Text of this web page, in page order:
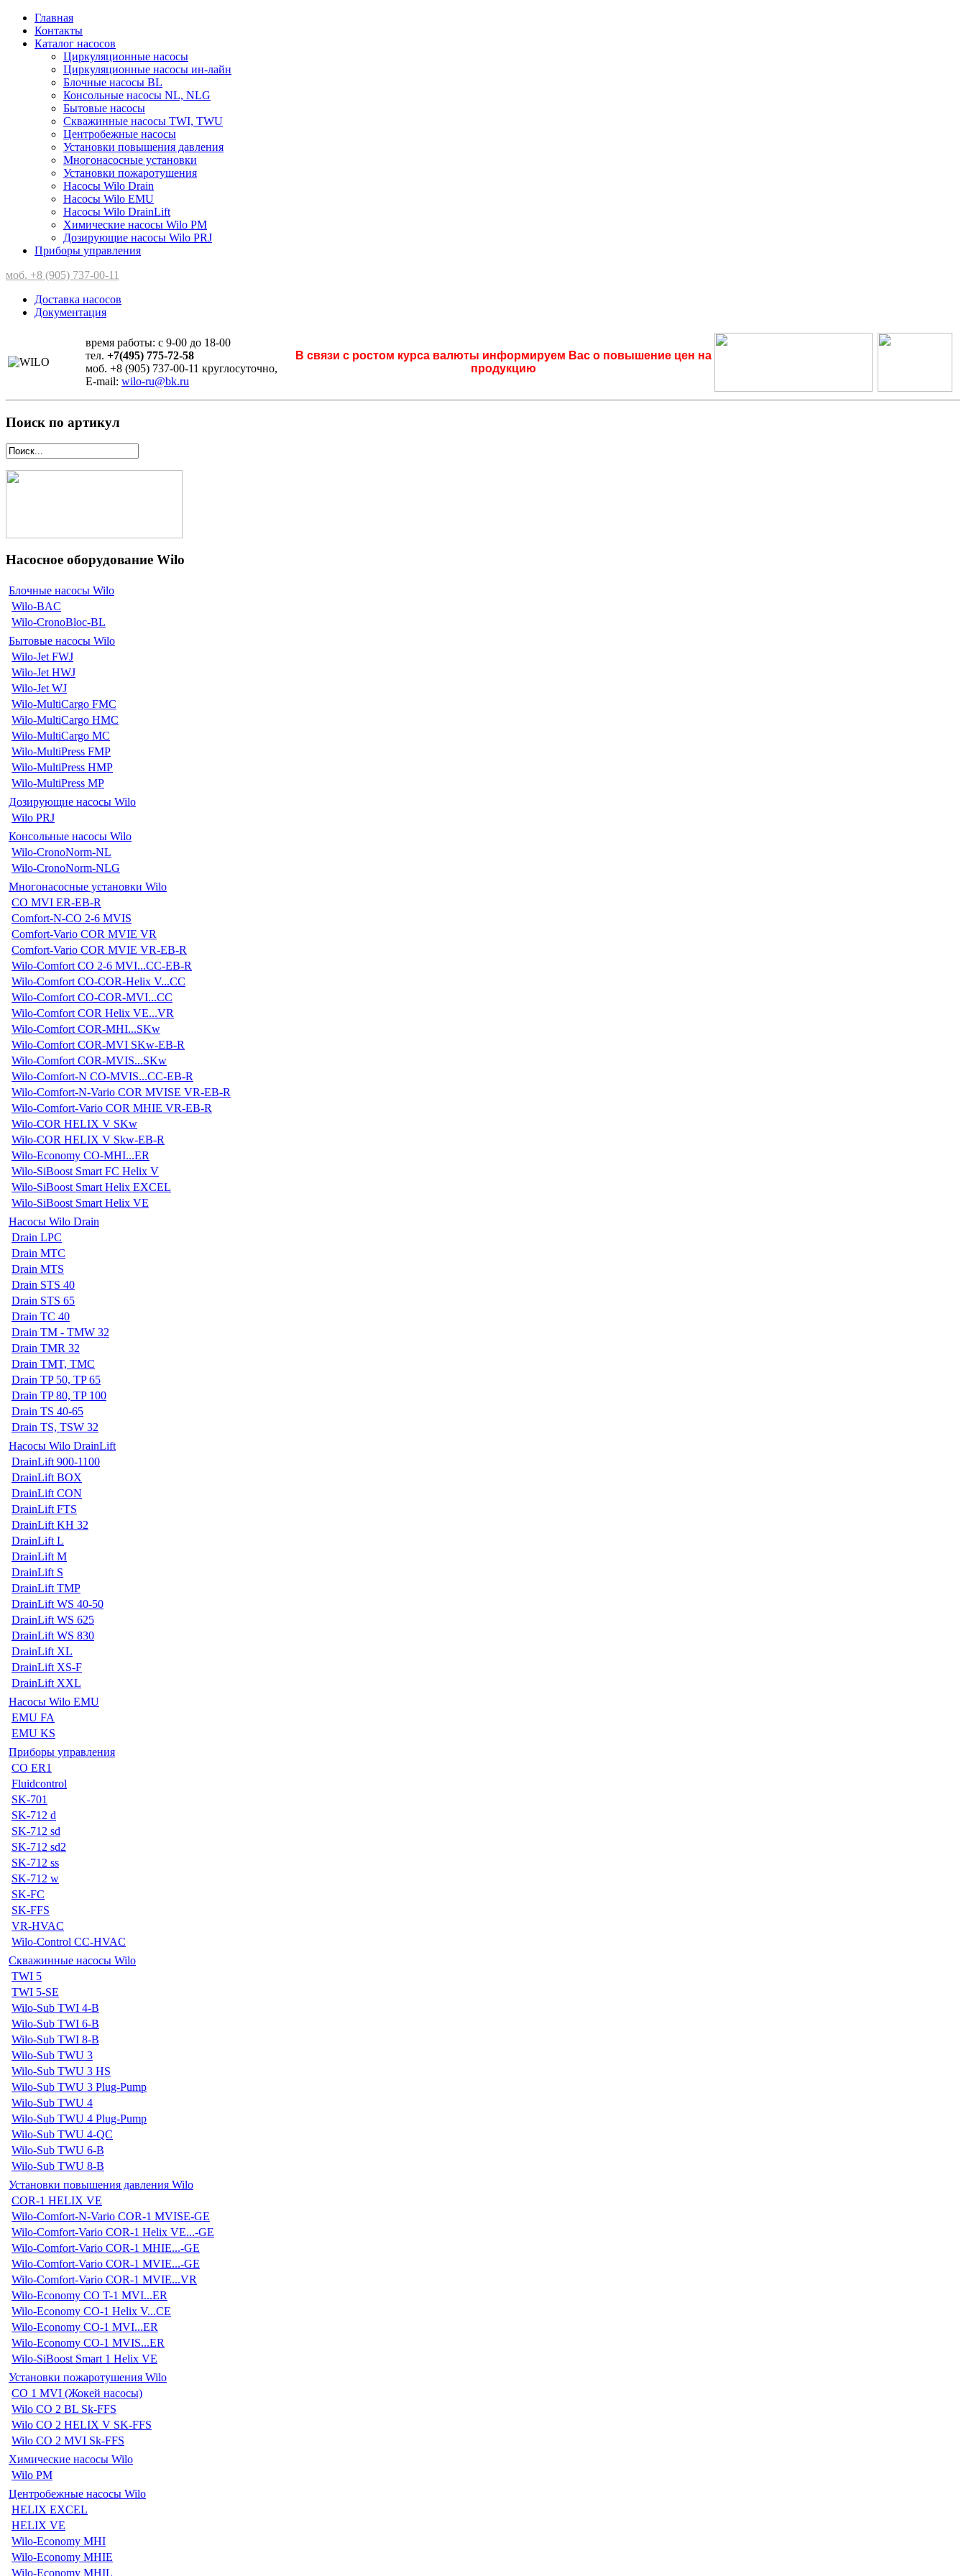
Главная
Контакты
Каталог насосов
Циркуляционные насосы
Циркуляционные насосы ин-лайн
Блочные насосы BL
Консольные насосы NL, NLG
Бытовые насосы
Скважинные насосы TWI, TWU
Центробежные насосы
Установки повышения давления
Многонасосные установки
Установки пожаротушения
Насосы Wilo Drain
Насосы Wilo EMU
Насосы Wilo DrainLift
Химические насосы Wilo PM
Дозирующие насосы Wilo PRJ
Приборы управления
моб. +8 (905) 737-00-11
Доставка насосов
Документация
время работы: с 9-00 до 18-00
тел. +7(495) 775-72-58
моб. +8 (905) 737-00-11 круглосуточно,
E-mail: wilo-ru@bk.ru
В связи с ростом курса валюты информируем Вас о повышение цен на
продукцию
Поиск по артикул
Насосное оборудование Wilo
Блочные насосы Wilo
Wilo-BAC
Wilo-CronoBloc-BL
Бытовые насосы Wilo
Wilo-Jet FWJ
Wilo-Jet HWJ
Wilo-Jet WJ
Wilo-MultiCargo FMC
Wilo-MultiCargo HMC
Wilo-MultiCargo MC
Wilo-MultiPress FMP
Wilo-MultiPress HMP
Wilo-MultiPress MP
Дозирующие насосы Wilo
Wilo PRJ
Консольные насосы Wilo
Wilo-CronoNorm-NL
Wilo-CronoNorm-NLG
Многонасосные установки Wilo
CO MVI ER-EB-R
Comfort-N-CO 2-6 MVIS
Comfort-Vario COR MVIE VR
Comfort-Vario COR MVIE VR-EB-R
Wilo-Comfort CO 2-6 MVI...CC-EB-R
Wilo-Comfort CO-COR-Helix V...CC
Wilo-Comfort CO-COR-MVI...CC
Wilo-Comfort COR Helix VE...VR
Wilo-Comfort COR-MHI...SKw
Wilo-Comfort COR-MVI SKw-EB-R
Wilo-Comfort COR-MVIS...SKw
Wilo-Comfort-N CO-MVIS...CC-EB-R
Wilo-Comfort-N-Vario COR MVISE VR-EB-R
Wilo-Comfort-Vario COR MHIE VR-EB-R
Wilo-COR HELIX V SKw
Wilo-COR HELIX V Skw-EB-R
Wilo-Economy CO-MHI...ER
Wilo-SiBoost Smart FC Helix V
Wilo-SiBoost Smart Helix EXCEL
Wilo-SiBoost Smart Helix VE
Насосы Wilo Drain
Drain LPC
Drain MTC
Drain MTS
Drain STS 40
Drain STS 65
Drain TC 40
Drain TM - TMW 32
Drain TMR 32
Drain TMT, TMC
Drain TP 50, TP 65
Drain TP 80, TP 100
Drain TS 40-65
Drain TS, TSW 32
Насосы Wilo DrainLift
DrainLift 900-1100
DrainLift BOX
DrainLift CON
DrainLift FTS
DrainLift KH 32
DrainLift L
DrainLift M
DrainLift S
DrainLift TMP
DrainLift WS 40-50
DrainLift WS 625
DrainLift WS 830
DrainLift XL
DrainLift XS-F
DrainLift XXL
Насосы Wilo EMU
EMU FA
EMU KS
Приборы управления
CO ER1
Fluidcontrol
SK-701
SK-712 d
SK-712 sd
SK-712 sd2
SK-712 ss
SK-712 w
SK-FC
SK-FFS
VR-HVAC
Wilo-Control CC-HVAC
Скважинные насосы Wilo
TWI 5
TWI 5-SE
Wilo-Sub TWI 4-B
Wilo-Sub TWI 6-B
Wilo-Sub TWI 8-B
Wilo-Sub TWU 3
Wilo-Sub TWU 3 HS
Wilo-Sub TWU 3 Plug-Pump
Wilo-Sub TWU 4
Wilo-Sub TWU 4 Plug-Pump
Wilo-Sub TWU 4-QC
Wilo-Sub TWU 6-B
Wilo-Sub TWU 8-B
Установки повышения давления Wilo
COR-1 HELIX VE
Wilo-Comfort-N-Vario COR-1 MVISE-GE
Wilo-Comfort-Vario COR-1 Helix VE...-GE
Wilo-Comfort-Vario COR-1 MHIE...-GE
Wilo-Comfort-Vario COR-1 MVIE...-GE
Wilo-Comfort-Vario COR-1 MVIE...VR
Wilo-Economy CO T-1 MVI...ER
Wilo-Economy CO-1 Helix V...CE
Wilo-Economy CO-1 MVI...ER
Wilo-Economy CO-1 MVIS...ER
Wilo-SiBoost Smart 1 Helix VE
Установки пожаротушения Wilo
CO 1 MVI (Жокей насосы)
Wilo CO 2 BL Sk-FFS
Wilo CO 2 HELIX V SK-FFS
Wilo CO 2 MVI Sk-FFS
Химические насосы Wilo
Wilo PM
Центробежные насосы Wilo
HELIX EXCEL
HELIX VE
Wilo-Economy MHI
Wilo-Economy MHIE
Wilo-Economy MHIL